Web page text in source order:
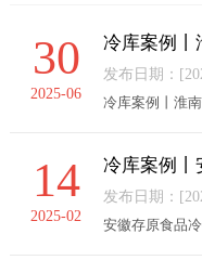
30
2025-06
冷库案例丨
发布日期：
冷库案例丨淮
14
2025-02
冷库案例丨
发布日期：
安徽存原食品